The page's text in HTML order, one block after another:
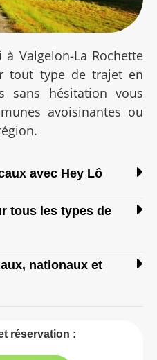
Valgelon-La Rochette
tout type de trajet en
sans hésitation vous
avoisinantes ou
avec Hey Lô
tous les types de
nationaux et
réservation :